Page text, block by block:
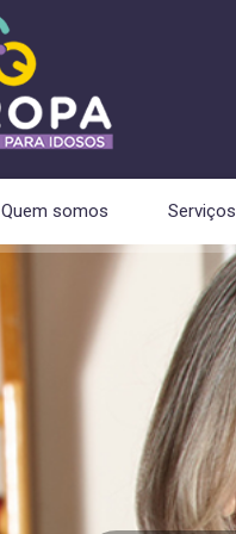
Quem somos Serviços